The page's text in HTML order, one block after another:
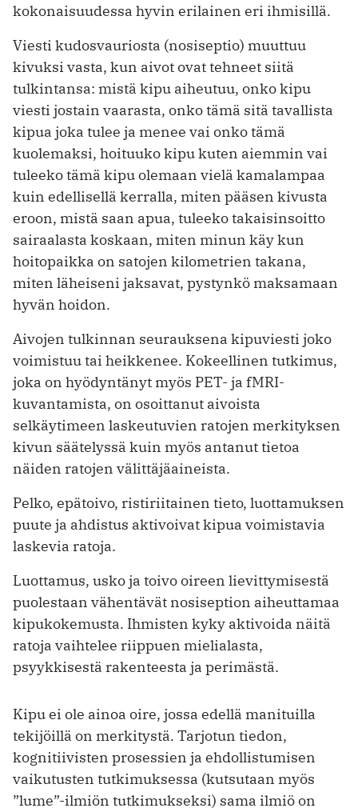
kokonaisuudessa hyvin erilainen eri ihmisillä.
Viesti kudosvauriosta (nosiseptio) muuttuu
kivuksi vasta, kun aivot ovat tehneet siitä
tulkintansa: mistä kipu aiheutuu, onko kipu
viesti jostain vaarasta, onko tämä sitä tavallista
kipua joka tulee ja menee vai onko tämä
kuolemaksi, hoituuko kipu kuten aiemmin vai
tuleeko tämä kipu olemaan vielä kamalampaa
kuin edellisellä kerralla, miten pääsen kivusta
eroon, mistä saan apua, tuleeko takaisinsoitto
sairaalasta koskaan, miten minun käy kun
hoitopaikka on satojen kilometrien takana,
miten läheiseni jaksavat, pystynkö maksamaan
hyvän hoidon.
Aivojen tulkinnan seurauksena kipuviesti joko
voimistuu tai heikkenee. Kokeellinen tutkimus,
joka on hyödyntänyt myös PET- ja fMRI-
kuvantamista, on osoittanut aivoista
selkäytimeen laskeutuvien ratojen merkityksen
kivun säätelyssä kuin myös antanut tietoa
näiden ratojen välittäjäaineista.
Pelko, epätoivo, ristiriitainen tieto, luottamuksen
puute ja ahdistus aktivoivat kipua voimistavia
laskevia ratoja.
Luottamus, usko ja toivo oireen lievittymisestä
puolestaan vähentävät nosiseption aiheuttamaa
kipukokemusta. Ihmisten kyky aktivoida näitä
ratoja vaihtelee riippuen mielialasta,
psyykkisestä rakenteesta ja perimästä.
Kipu ei ole ainoa oire, jossa edellä manituilla
tekijöillä on merkitystä. Tarjotun tiedon,
kognitiivisten prosessien ja ehdollistumisen
vaikutusten tutkimuksessa (kutsutaan myös
”lume”-ilmiön tutkimukseksi) sama ilmiö on